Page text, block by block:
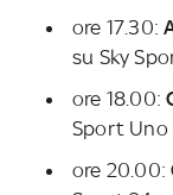
ore 17.30:
su Sky
ore 18.00:
Sport Uno
ore 20.00: